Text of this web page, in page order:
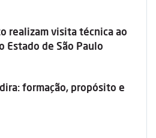
realizam visita técnica ao
Estado de São Paulo
formação, propósito e